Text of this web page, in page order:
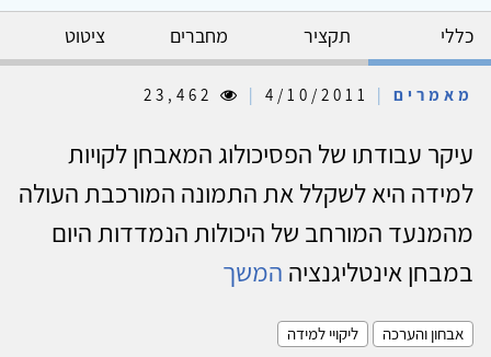
כללי תקציר מחברים ציטוט
מאמרים |
|
עיקר עבודתו של הפסיכולוג המאבחן לקויות
למידה היא לשקלל את התמונה המורכבת העולה
מהמנעד המורחב של היכולות הנמדדות היום
במבחן אינטליגנציה המשך
אבחון והערכה ליקויי למידה